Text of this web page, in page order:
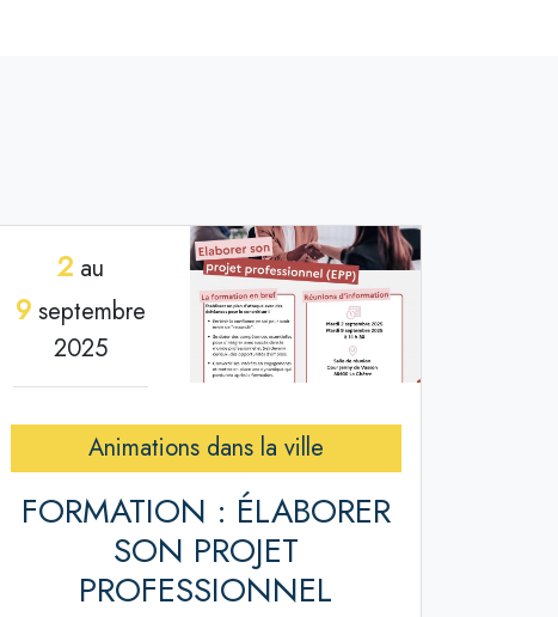
2 au
9 septembre
2025
Animations dans la ville
FORMATION : ÉLABORER
SON PROJET
PROFESSIONNEL